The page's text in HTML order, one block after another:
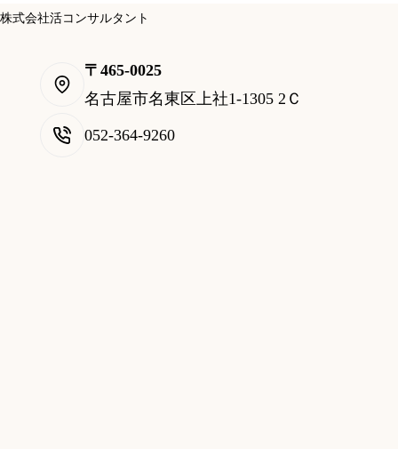
株式会社活コンサルタント
〒465-0025
名古屋市名東区上社1-1305 2Ｃ
052-364-9260